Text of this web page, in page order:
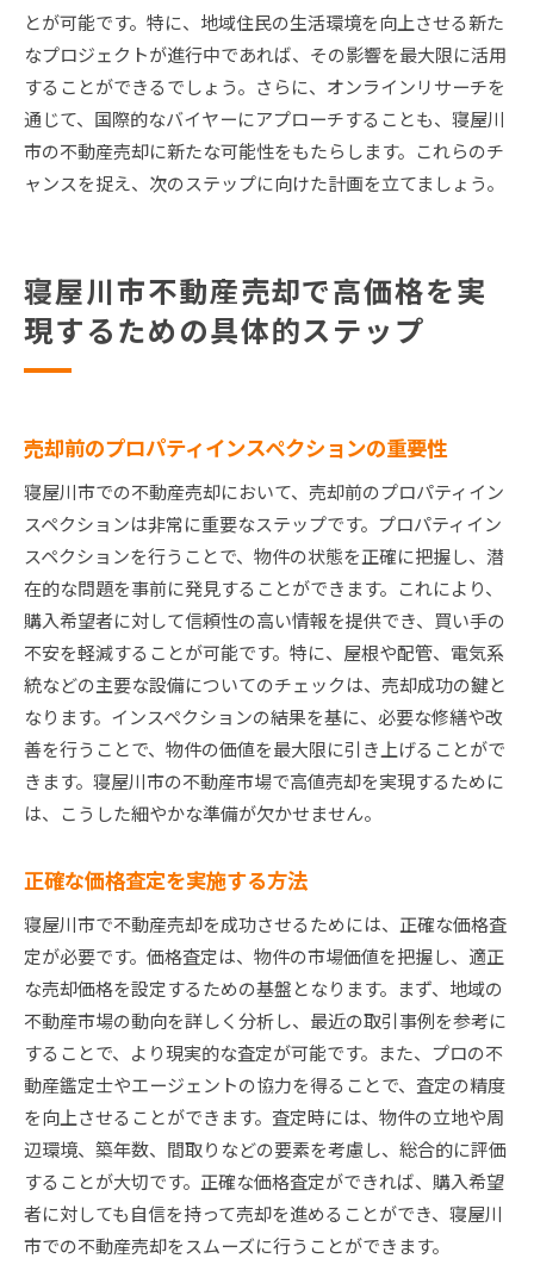
とが可能です。特に、地域住民の生活環境を向上させる新た
なプロジェクトが進行中であれば、その影響を最大限に活用
することができるでしょう。さらに、オンラインリサーチを
通じて、国際的なバイヤーにアプローチすることも、寝屋川
市の不動産売却に新たな可能性をもたらします。これらのチ
ャンスを捉え、次のステップに向けた計画を立てましょう。
寝屋川市不動産売却で高価格を実
現するための具体的ステップ
売却前のプロパティインスペクションの重要性
寝屋川市での不動産売却において、売却前のプロパティイン
スペクションは非常に重要なステップです。プロパティイン
スペクションを行うことで、物件の状態を正確に把握し、潜
在的な問題を事前に発見することができます。これにより、
購入希望者に対して信頼性の高い情報を提供でき、買い手の
不安を軽減することが可能です。特に、屋根や配管、電気系
統などの主要な設備についてのチェックは、売却成功の鍵と
なります。インスペクションの結果を基に、必要な修繕や改
善を行うことで、物件の価値を最大限に引き上げることがで
きます。寝屋川市の不動産市場で高値売却を実現するために
は、こうした細やかな準備が欠かせません。
正確な価格査定を実施する方法
寝屋川市で不動産売却を成功させるためには、正確な価格査
定が必要です。価格査定は、物件の市場価値を把握し、適正
な売却価格を設定するための基盤となります。まず、地域の
不動産市場の動向を詳しく分析し、最近の取引事例を参考に
することで、より現実的な査定が可能です。また、プロの不
動産鑑定士やエージェントの協力を得ることで、査定の精度
を向上させることができます。査定時には、物件の立地や周
辺環境、築年数、間取りなどの要素を考慮し、総合的に評価
することが大切です。正確な価格査定ができれば、購入希望
者に対しても自信を持って売却を進めることができ、寝屋川
市での不動産売却をスムーズに行うことができます。